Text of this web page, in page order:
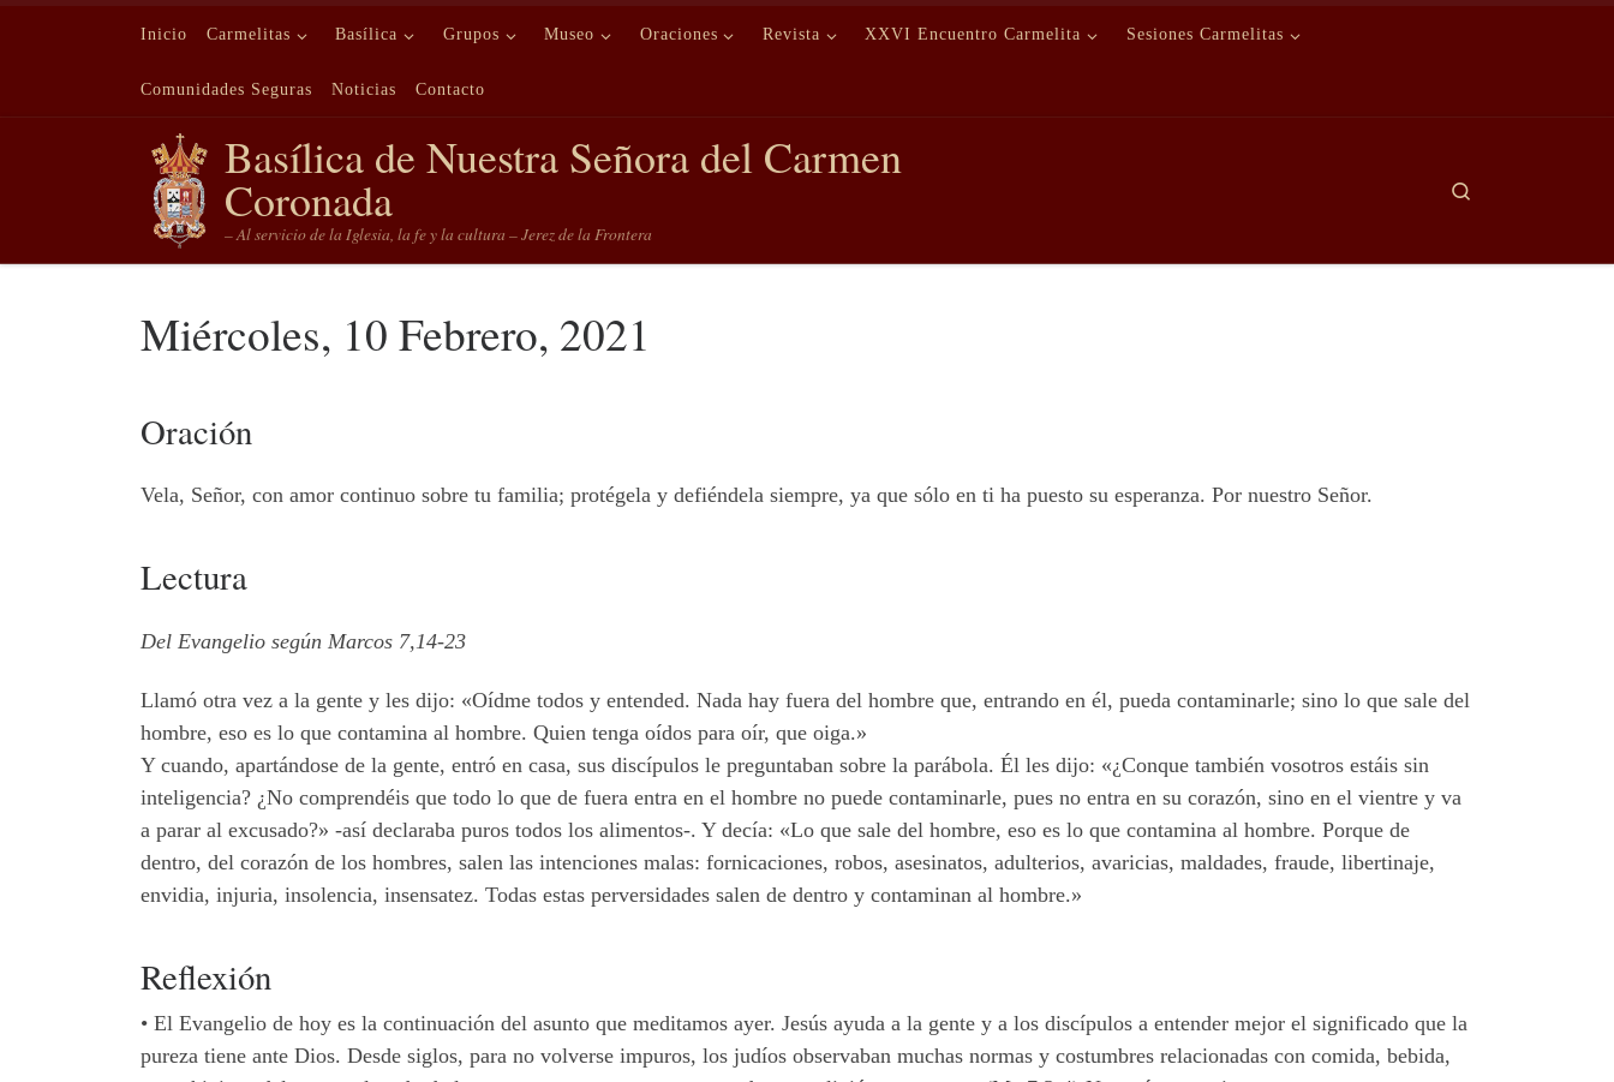
Saltar al contenido
Inicio Carmelitas Basílica Grupos Museo Oraciones Revista XXVI Encuentro Carmelita Sesiones Carmelitas
Comunidades Seguras Noticias Contacto
Basílica de Nuestra Señora del Carmen
Coronada
– Al servicio de la Iglesia, la fe y la cultura – Jerez de la Frontera
Miércoles, 10 Febrero, 2021
Oración
Vela, Señor, con amor continuo sobre tu familia; protégela y defiéndela siempre, ya que sólo en ti ha puesto su esperanza. Por nuestro Señor.
Lectura
Del Evangelio según Marcos 7,14-23
Llamó otra vez a la gente y les dijo: «Oídme todos y entended. Nada hay fuera del hombre que, entrando en él, pueda contaminarle; sino lo que sale del
hombre, eso es lo que contamina al hombre. Quien tenga oídos para oír, que oiga.»
Y cuando, apartándose de la gente, entró en casa, sus discípulos le preguntaban sobre la parábola. Él les dijo: «¿Conque también vosotros estáis sin
inteligencia? ¿No comprendéis que todo lo que de fuera entra en el hombre no puede contaminarle, pues no entra en su corazón, sino en el vientre y va
a parar al excusado?» -así declaraba puros todos los alimentos-. Y decía: «Lo que sale del hombre, eso es lo que contamina al hombre. Porque de
dentro, del corazón de los hombres, salen las intenciones malas: fornicaciones, robos, asesinatos, adulterios, avaricias, maldades, fraude, libertinaje,
envidia, injuria, insolencia, insensatez. Todas estas perversidades salen de dentro y contaminan al hombre.»
Reflexión
• El Evangelio de hoy es la continuación del asunto que meditamos ayer. Jesús ayuda a la gente y a los discípulos a entender mejor el significado que la
pureza tiene ante Dios. Desde siglos, para no volverse impuros, los judíos observaban muchas normas y costumbres relacionadas con comida, bebida,